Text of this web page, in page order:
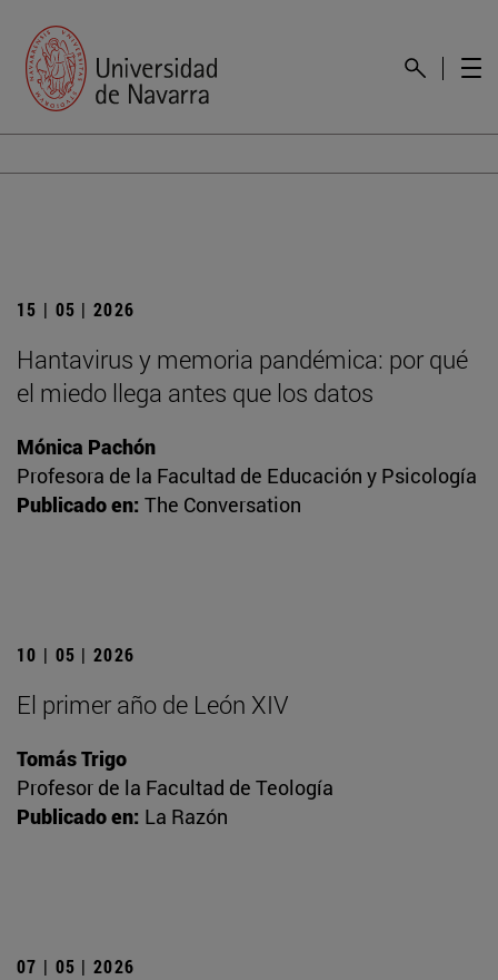
15 | 05 | 2026
Hantavirus y memoria pandémica: por qué
el miedo llega antes que los datos
Mónica Pachón
Profesora de la Facultad de Educación y Psicología
Publicado en: The Conversation
10 | 05 | 2026
El primer año de León XIV
Tomás Trigo
Profesor de la Facultad de Teología
Publicado en: La Razón
07 | 05 | 2026